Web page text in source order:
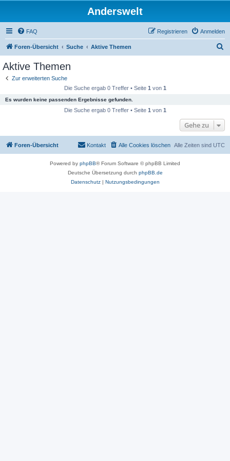
Anderswelt
FAQ Anmelden
Registrieren
Foren-Übersicht Suche Aktive Themen
Aktive Themen
Zur erweiterten Suche
Die Suche ergab 0 Treffer • Seite 1 von 1
Es wurden keine passenden Ergebnisse gefunden.
Die Suche ergab 0 Treffer • Seite 1 von 1
Gehe zu
Foren-Übersicht Alle Zeiten sind UTC
Alle Cookies löschen
Kontakt
Powered by phpBB® Forum Software © phpBB Limited
Deutsche Übersetzung durch phpBB.de
Datenschutz| Nutzungsbedingungen